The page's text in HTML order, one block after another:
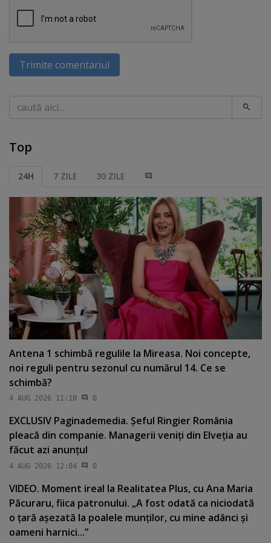
Trimite comentariul
Caută
Top
24H 7 ZILE 30 ZILE
Antena 1 schimbă regulile la Mireasa. Noi concepte,
noi reguli pentru sezonul cu numărul 14. Ce se
schimbă?
4 AUG 2026 11:10 0
EXCLUSIV Paginademedia. Şeful Ringier România
pleacă din companie. Managerii veniţi din Elveţia au
făcut azi anunţul
4 AUG 2026 12:04 0
VIDEO. Moment ireal la Realitatea Plus, cu Ana Maria
Păcuraru, fiica patronului. „A fost odată ca niciodată
o ţară aşezată la poalele munţilor, cu mine adânci şi
oameni harnici...”